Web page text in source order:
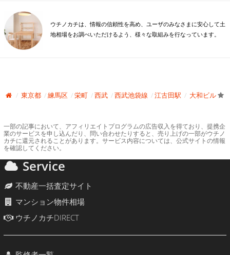
ウチノカチは、情報の信頼性を高め、ユーザのみなさまに安心して土
地相場をお調べいただけるよう、様々な取組みを行なっています。
東京都 練馬区 栄町 西武 西武池袋線 江古田駅 大和ビル
一部の記事において、アフィリエイトプログラムの広告収入を得ており、提携企
業のサービスを申し込んだり、問い合わせたりすると、売り上げの一部がウチノ
カチに還元されることがあります。サービス内容については、公式サイトの情報
を確認してください。
Service
不動産一括査定サイト
マンション物件相場
ウチノカチDIRECT